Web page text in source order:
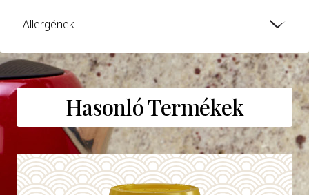
Allergének
Hasonló Termékek